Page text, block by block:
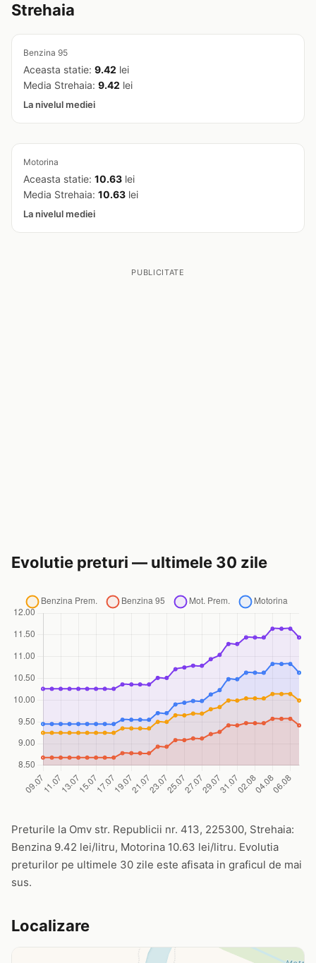
Strehaia
Benzina 95
Aceasta statie: 9.42 lei
Media Strehaia: 9.42 lei
La nivelul mediei
Motorina
Aceasta statie: 10.63 lei
Media Strehaia: 10.63 lei
La nivelul mediei
PUBLICITATE
Evolutie preturi — ultimele 30 zile
Preturile la Omv str. Republicii nr. 413, 225300, Strehaia:
Benzina 9.42 lei/litru, Motorina 10.63 lei/litru. Evolutia
preturilor pe ultimele 30 zile este afisata in graficul de mai
sus.
Localizare